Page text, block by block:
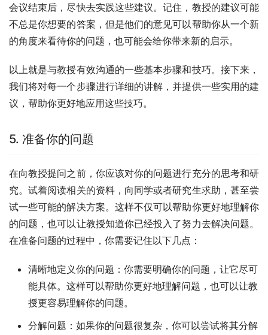
会议结束后，尽快去实践这些建议。记住，教授的建议可能
不总是你想要的答案，但是他们的意见可以帮助你从一个新
的角度来看待你的问题，也可能会给你带来新的启示。
以上就是与教授有效沟通的一些基本步骤和技巧。接下来，
我们将对每一个步骤进行详细的讲解，并提供一些实用的建
议，帮助你更好地应用这些技巧。
5. 准备你的问题
在向教授提问之前，你应该对你的问题进行充分的思考和研
究。试着阅读相关的资料，向同学或者研究生求助，甚至尝
试一些可能的解决方案。这样不仅可以帮助你更好地理解你
的问题，也可以让教授知道你已经投入了努力去解决问题。
在准备问题的过程中，你需要记住以下几点：
清晰地定义你的问题：你需要明确你的问题，让它尽可
能具体。这样可以帮助你更好地理解问题，也可以让教
授更容易理解你的问题。
分解问题：如果你的问题很复杂，你可以尝试将其分解